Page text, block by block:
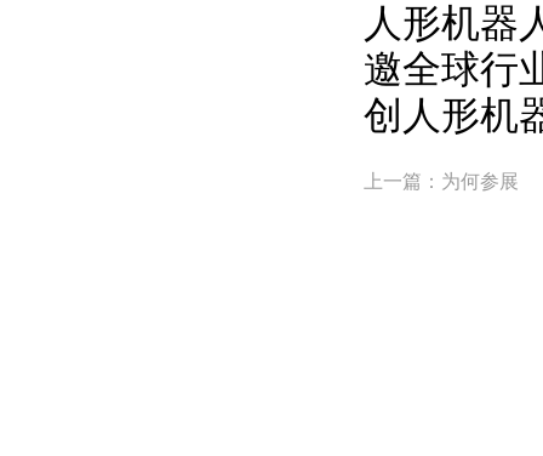
人形机器
邀全球行
创人形机
上一篇：为何参展